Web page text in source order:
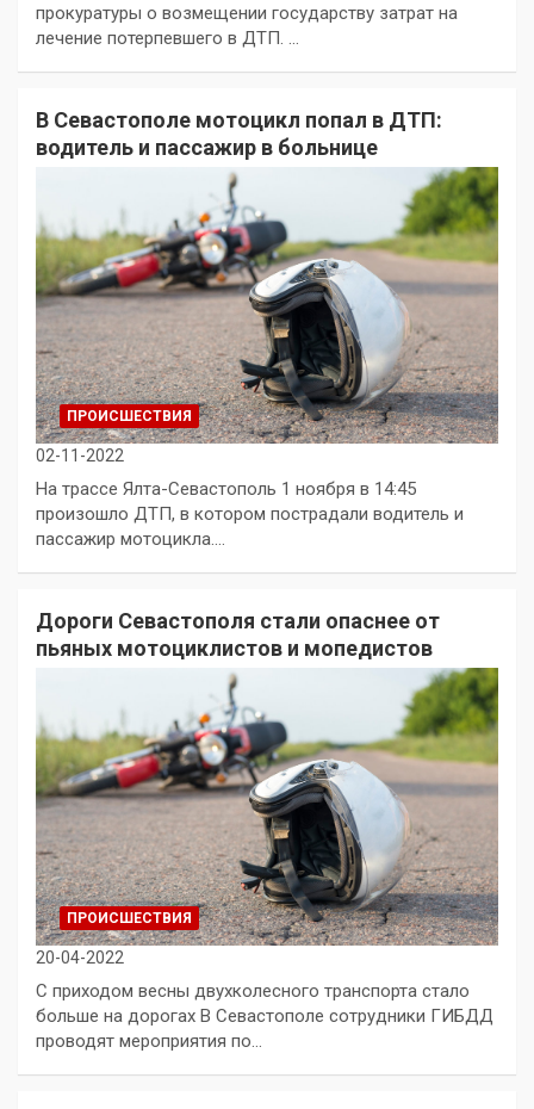
прокуратуры о возмещении государству затрат на
лечение потерпевшего в ДТП. ​…
В Севастополе мотоцикл попал в ДТП:
водитель и пассажир в больнице
ПРОИСШЕСТВИЯ
02-11-2022
На трассе Ялта-Севастополь 1 ноября в 14:45
произошло ДТП, в котором пострадали водитель и
пассажир мотоцикла.…
Дороги Севастополя стали опаснее от
пьяных мотоциклистов и мопедистов
ПРОИСШЕСТВИЯ
20-04-2022
С приходом весны двухколесного транспорта стало
больше на дорогах В Севастополе сотрудники ГИБДД
проводят мероприятия по…